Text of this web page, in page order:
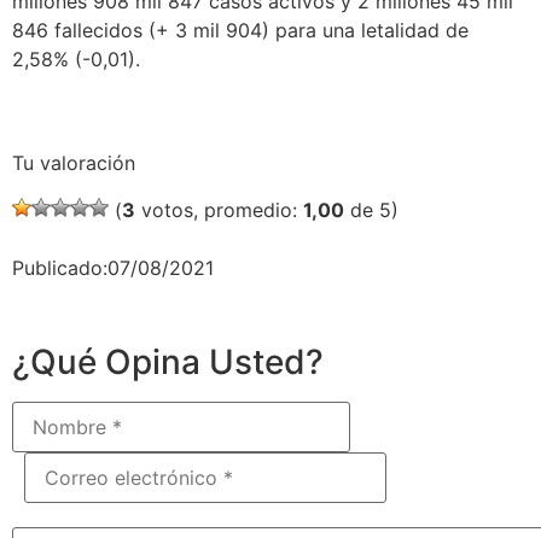
846 fallecidos (+ 3 mil 904) para una letalidad de
2,58% (-0,01).
Tu valoración
(3 votos, promedio: 1,00 de 5)
Publicado:07/08/2021
¿Qué Opina Usted?